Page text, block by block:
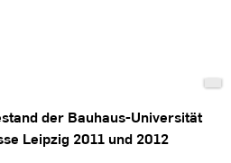
der Bauhaus-Universität
Leipzig 2011 und 2012